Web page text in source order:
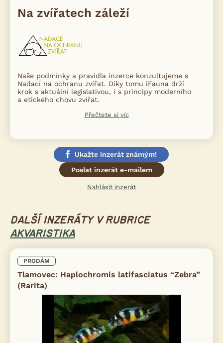
Na zvířatech záleží
Naše podmínky a pravidla inzerce konzultujeme s
Nadací na ochranu zvířat. Díky tomu iFauna drží
krok s aktuální legislativou, i s principy moderního
a etického chovu zvířat.
Přečtete si víc
Ukažte inzerát známým!
Poslat inzerát e-mailem
Nahlásit inzerát
DALŠÍ INZERÁTY V RUBRICE
AKVARISTIKA
PRODÁM
Tlamovec: Haplochromis latifasciatus “Zebra”
(Rarita)